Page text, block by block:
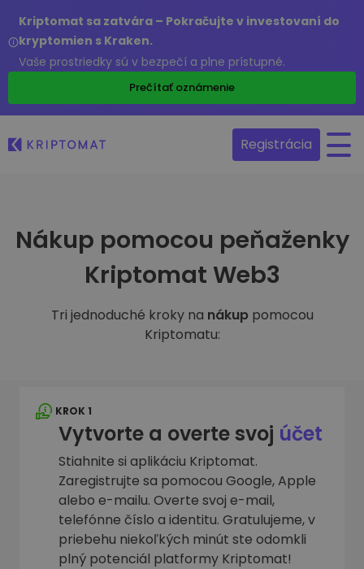
Kriptomat sa zatvára – Pokračujte v investovaní do
kryptomien s Kraken.
Vaše prostriedky sú v bezpečí a plne prístupné.
Prečítať oznámenie
Registrácia
Nákup pomocou peňaženky
Kriptomat Web3
Tri jednoduché kroky na nákup pomocou
Kriptomatu:
KROK 1
Vytvorte a overte svoj účet
Stiahnite si aplikáciu Kriptomat.
Zaregistrujte sa pomocou Google, Apple
alebo e-mailu. Overte svoj e-mail,
telefónne číslo a identitu. Gratulujeme, v
priebehu niekoľkých minút ste odomkli
plný potenciál platformy Kriptomat!